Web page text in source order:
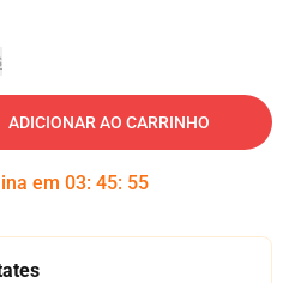
ADICIONAR AO CARRINHO
em 03: 45: 54